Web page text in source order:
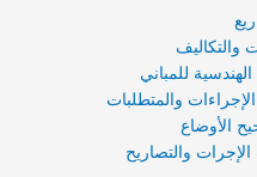
والتكاليف
للمباني
والمتطلبات
الأوضاع
والتصاريح